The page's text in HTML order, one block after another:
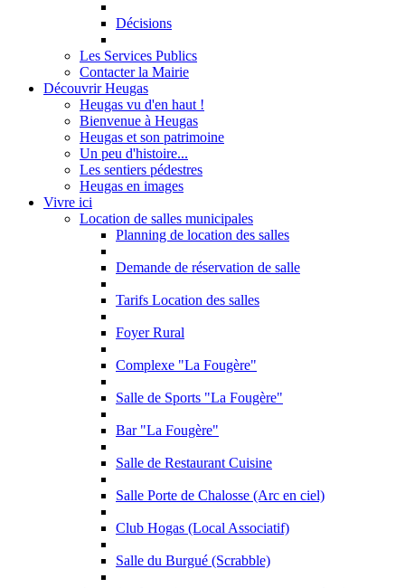
Décisions
Les Services Publics
Contacter la Mairie
Découvrir Heugas
Heugas vu d'en haut !
Bienvenue à Heugas
Heugas et son patrimoine
Un peu d'histoire...
Les sentiers pédestres
Heugas en images
Vivre ici
Location de salles municipales
Planning de location des salles
Demande de réservation de salle
Tarifs Location des salles
Foyer Rural
Complexe "La Fougère"
Salle de Sports "La Fougère"
Bar "La Fougère"
Salle de Restaurant Cuisine
Salle Porte de Chalosse (Arc en ciel)
Club Hogas (Local Associatif)
Salle du Burgué (Scrabble)